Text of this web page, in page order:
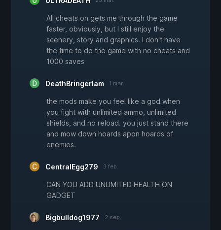
All cheats on gets me through the game
faster, obviously, but I still enjoy the
scenery, story and graphics. I don't have
the time to do the game with no cheats and
1000 saves
DeathBringerIam 1 mar.
the mods make you feel like a god when
you fight with unlimited ammo, unlimited
shields, and no reload. you just stand there
and mow down hoards apon hoards of
enemies.
CentralEgg279 3 feb.
CAN YOU ADD UNLIMITED HEALTH ON
GADGET
Bigbulldog1977 2 sep.